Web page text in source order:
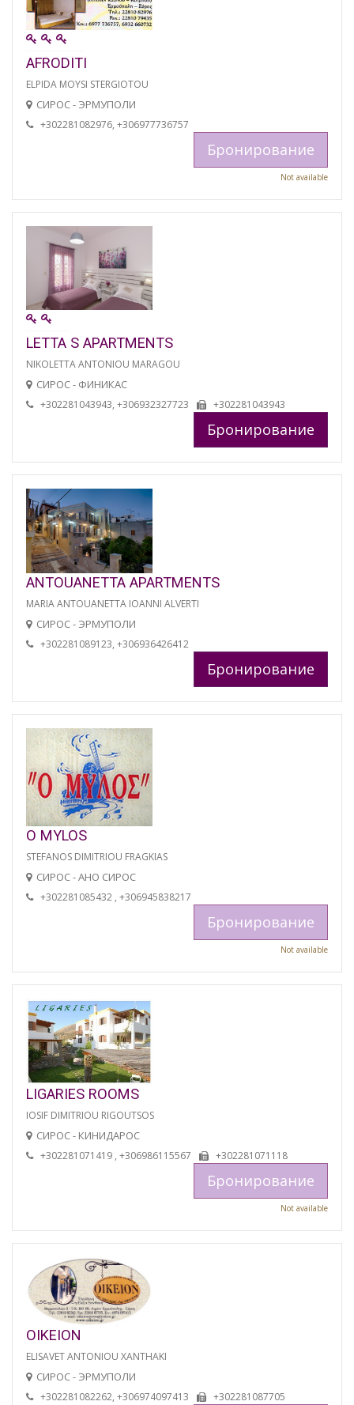
AFRODITI
ELPIDA MOYSI STERGIOTOU
СИРОС - ЭРМУПОЛИ
+302281082976, +306977736757
Бронирование
Not available
LETTA S APARTMENTS
NIKOLETTA ANTONIOU MARAGOU
СИРОС - ФИНИКАС
+302281043943, +306932327723 +302281043943
Бронирование
ANTOUANETTA APARTMENTS
MARIA ANTOUANETTA IOANNI ALVERTI
СИРОС - ЭРМУПОЛИ
+302281089123, +306936426412
Бронирование
O MYLOS
STEFANOS DIMITRIOU FRAGKIAS
СИРОС - АНО СИРОС
+302281085432 , +306945838217
Бронирование
Not available
LIGARIES ROOMS
IOSIF DIMITRIOU RIGOUTSOS
СИРОС - КИНИДАРОС
+302281071419 , +306986115567 +302281071118
Бронирование
Not available
OIKEION
ELISAVET ANTONIOU XANTHAKI
СИРОС - ЭРМУПОЛИ
+302281082262, +306974097413 +302281087705